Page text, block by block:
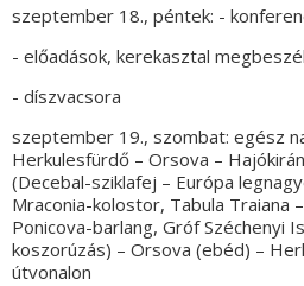
szeptember 18., péntek: -
- előadások, kerekasztal
- díszvacsora
szeptember 19., szombat: egész
Herkulesfürdő – Orsova –
(Decebal-sziklafej – Európa
Mraconia-kolostor, Tabula Traiana
Ponicova-barlang, Gróf Széchenyi
koszorúzás) – Orsova (ebéd) –
útvonalon